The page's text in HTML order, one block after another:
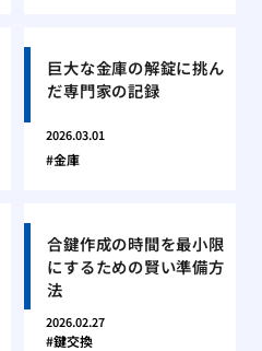
巨大な金庫の解錠に挑ん
だ専門家の記録
2026.03.01
金庫
合鍵作成の時間を最小限
にするための賢い準備方
法
2026.02.27
鍵交換